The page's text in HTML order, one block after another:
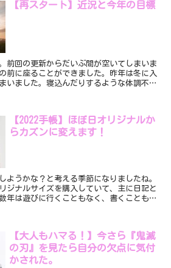
【再スタート】近況と今年の目標
前回の更新からだいぶ間が空いてしまいま
前に座ることができました。昨年は冬に入
いました。寝込んだりするような体調不良
【2022手帳】ほぼ日オリジナルか
らカズンに変えます！
ようかな？と考える季節になりましたね。
ジナルサイズを購入していて、主に日記と
年は遊びに行くこともなく、書くこともな
【大人もハマる！】今さら『鬼滅
の刃』を見たら自分の欠点に気付
かされた。